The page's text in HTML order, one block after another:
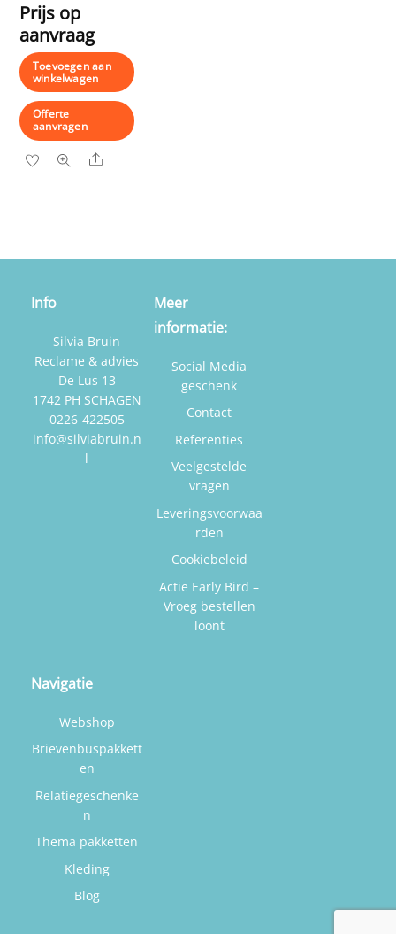
Prijs op
aanvraag
Toevoegen aan
winkelwagen
Offerte
aanvragen
Share
Info
Silvia Bruin
Reclame & advies
De Lus 13
1742 PH SCHAGEN
0226-422505
info@silviabruin.n
l
Meer
informatie:
Social Media
geschenk
Contact
Referenties
Veelgestelde
vragen
Leveringsvoorwaa
rden
Cookiebeleid
Actie Early Bird –
Vroeg bestellen
loont
Navigatie
Webshop
Brievenbuspakkett
en
Relatiegeschenke
n
Thema pakketten
Kleding
Blog